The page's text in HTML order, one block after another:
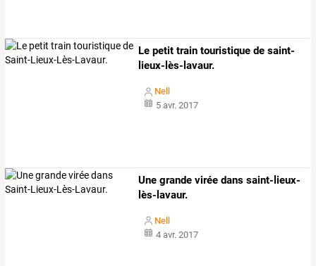
Le petit train touristique de saint-
lieux-lès-lavaur.
Nell
5 avr. 2017
Une grande virée dans saint-lieux-
lès-lavaur.
Nell
4 avr. 2017